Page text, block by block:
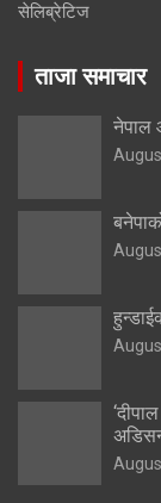
सेलिब्रेटिज
ताजा समाचार
नेपाल